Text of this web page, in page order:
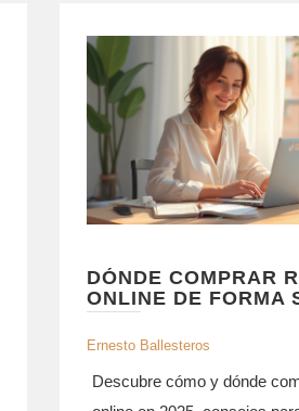
DÓNDE COMPRAR
ONLINE DE FORMA
LEGAL EN 2025
Ernesto Ballesteros
Descubre cómo y dónde